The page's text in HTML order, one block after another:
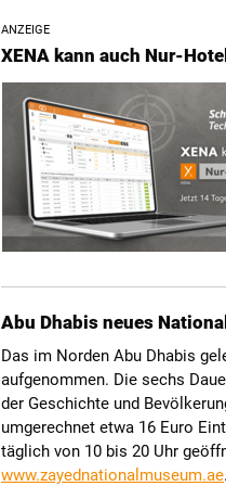
ANZEIGE
XENA kann auch Nur-
Abu Dhabis neues
Das im Norden Abu Dhabis
aufgenommen. Die sechs
der Geschichte und
umgerechnet etwa 16 Euro
täglich von 10 bis 20 Uhr
www.zayednationalmuseum.ae.